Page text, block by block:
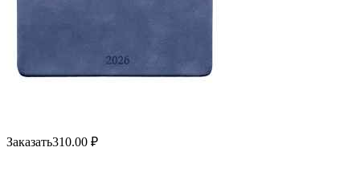
Заказать310.00 ₽